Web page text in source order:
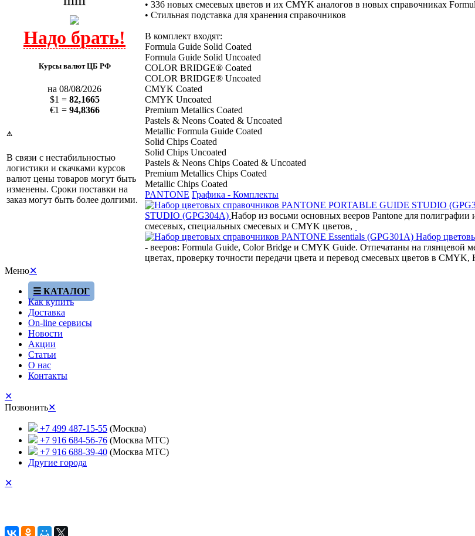
• 336 новых смесевых цветов и их CMYK аналогов в новых справочниках
• Стильная подставка для хранения справочников
В комплект входят:
Formula Guide Solid Coated
Formula Guide Solid Uncoated
COLOR BRIDGE® Coated
COLOR BRIDGE® Uncoated
CMYK Coated
CMYK Uncoated
Premium Metallics Coated
Pastels & Neons Coated & Uncoated
Metallic Formula Guide Coated
Solid Chips Coated
Solid Chips Uncoated
Pastels & Neons Chips Coated & Uncoated
Premium Metallics Chips Coated
Metallic Chips Сoated
PANTONE Графика - Комплекты
STUDIO (GPG304A) Набор из восьми основных вееров Pantone для
смесевых, специальных смесевых и CMYK цветов,
Набор
- вееров: Formula Guide, Color Bridge и CMYK Guide. Отпечатаны на глянцевой
цветах, проверку точности передачи цвета и перевод смесевых цветов в
Курсы валют ЦБ РФ
на 08/08/2026
$1 = 82,1665
€1 = 94,8366
⚠
В связи с нестабильностью
логистики и скачками курсов
валют цены товаров могут быть
изменены. Сроки поставки на
заказ могут быть более долгими.
Меню✕
☰ КАТАЛОГ
Как купить
Доставка
On-line сервисы
Новости
Акции
Статьи
О нас
Контакты
✕
Позвонить✕
+7 499 487-15-55 (Москва)
+7 916 684-56-76 (Москва МТС)
+7 916 688-39-40 (Москва МТС)
Другие города
✕